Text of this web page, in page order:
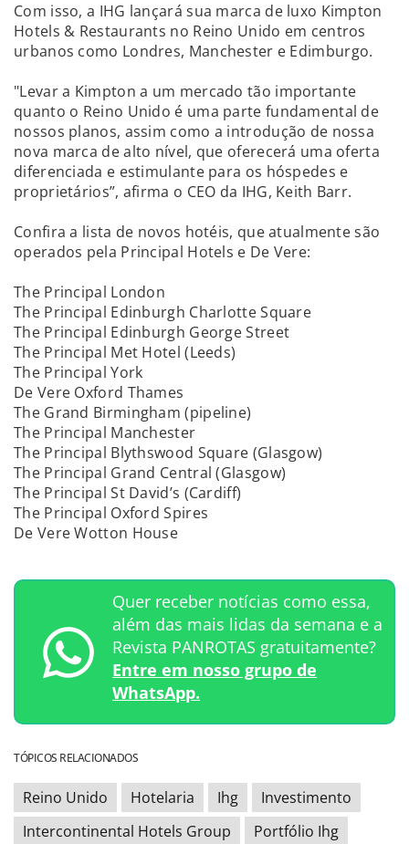
Com isso, a IHG lançará sua marca de luxo Kimpton
Hotels & Restaurants no Reino Unido em centros
urbanos como Londres, Manchester e Edimburgo.
"Levar a Kimpton a um mercado tão importante
quanto o Reino Unido é uma parte fundamental de
nossos planos, assim como a introdução de nossa
nova marca de alto nível, que oferecerá uma oferta
diferenciada e estimulante para os hóspedes e
proprietários”, afirma o CEO da IHG, Keith Barr.
Confira a lista de novos hotéis, que atualmente são
operados pela Principal Hotels e De Vere:
The Principal London
The Principal Edinburgh Charlotte Square
The Principal Edinburgh George Street
The Principal Met Hotel (Leeds)
The Principal York
De Vere Oxford Thames
The Grand Birmingham (pipeline)
The Principal Manchester
The Principal Blythswood Square (Glasgow)
The Principal Grand Central (Glasgow)
The Principal St David’s (Cardiff)
The Principal Oxford Spires
De Vere Wotton House
Quer receber notícias como essa,
além das mais lidas da semana e a
Revista PANROTAS gratuitamente?
Entre em nosso grupo de
WhatsApp.
TÓPICOS RELACIONADOS
Reino Unido Hotelaria Ihg
Investimento
Intercontinental Hotels Group
Portfólio Ihg